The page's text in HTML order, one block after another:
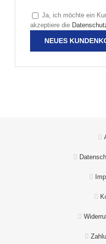
Ja, ich möchte ein
akzeptiere die
NEUES